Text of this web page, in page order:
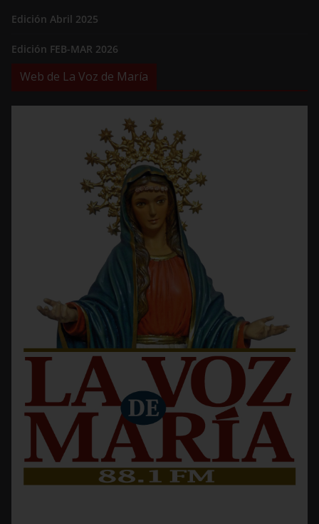
Edición Abril 2025
Edición FEB-MAR 2026
Web de La Voz de María